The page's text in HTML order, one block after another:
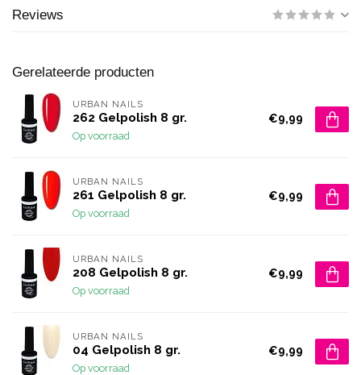
Reviews
Gerelateerde producten
URBAN NAILS
262 Gelpolish 8 gr.
Op voorraad
€9,99
URBAN NAILS
261 Gelpolish 8 gr.
Op voorraad
€9,99
URBAN NAILS
208 Gelpolish 8 gr.
Op voorraad
€9,99
URBAN NAILS
04 Gelpolish 8 gr.
Op voorraad
€9,99